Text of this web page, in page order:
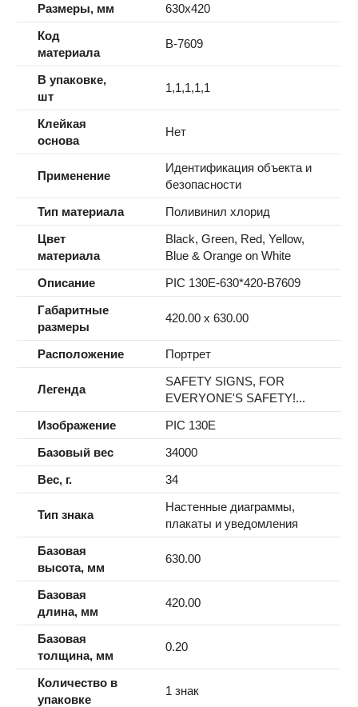
Размеры, мм
630x420
Код
материала
B-7609
В упаковке,
шт
1,1,1,1,1
Клейкая
основа
Нет
Применение
Идентификация объекта и
безопасности
Тип материала
Поливинил хлорид
Цвет
материала
Black, Green, Red, Yellow,
Blue & Orange on White
Описание
PIC 130E-630*420-B7609
Габаритные
размеры
420.00 x 630.00
Расположение Портрет
Легенда
SAFETY SIGNS, FOR
EVERYONE'S SAFETY!...
Изображение
PIC 130E
Базовый вес
34000
Вес, г.
34
Тип знака
Настенные диаграммы,
плакаты и уведомления
Базовая
высота, мм
630.00
Базовая
длина, мм
420.00
Базовая
толщина, мм
0.20
Количество в
упаковке
1 знак